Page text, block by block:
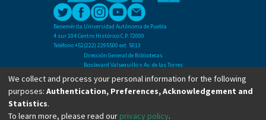
Benemérita Universidad Autónoma de Puebla
4 sur 104 Centro Histórico C.P. 72000
Teléfono +52(222) 2295500 ext. 5013
Dirección General de Bibliotecas
Boulevard Valsequillo y Av. de las Torres
Ciudad Universitaria. Col. San Manuel
C.P. 72570
Teléfono +52 (222) 2295500 Ext 2901
We collect and process your personal information for the following
purposes: Authentication, Preferences, Acknowledgement and
Statistics.
To learn more, please read our privacy policy.